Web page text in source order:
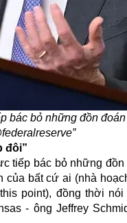
bác bỏ những đồn
đôi”
tiếp bác bỏ những
bất cứ ai (nhà
point), đồng thời
- ông Jeffrey